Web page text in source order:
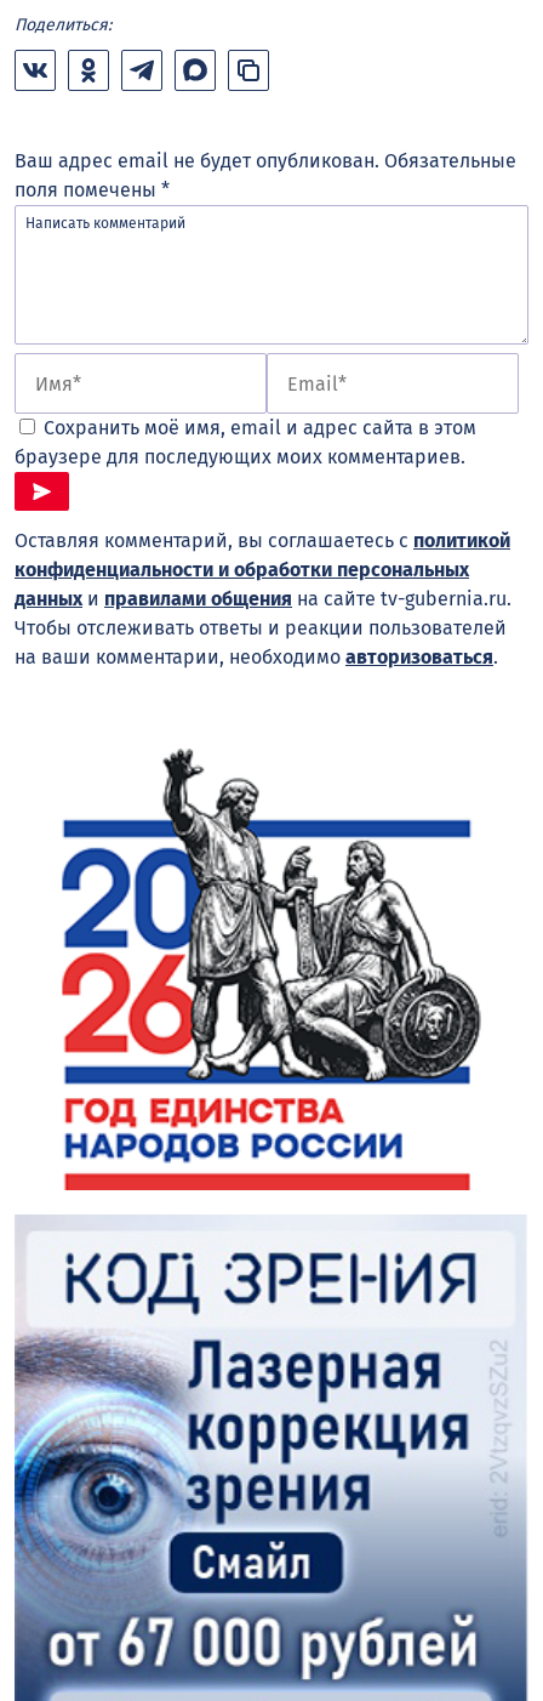
Поделиться:
Ваш адрес email не будет опубликован. Обязательные
поля помечены *
Сохранить моё имя, email и адрес сайта в этом
браузере для последующих моих комментариев.
Оставляя комментарий, вы соглашаетесь с политикой
конфиденциальности и обработки персональных
данныхи правилами общения на сайте tv-gubernia.ru.
Чтобы отслеживать ответы и реакции пользователей
на ваши комментарии, необходимо авторизоваться.